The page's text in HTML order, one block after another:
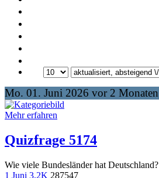
Mo. 01. Juni 2026 vor 2 Monaten
Mehr erfahren
Quizfrage 5174
Wie viele Bundesländer hat Deutschland?
1 Juni 3.2K 287547